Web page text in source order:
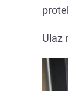
Ulaz